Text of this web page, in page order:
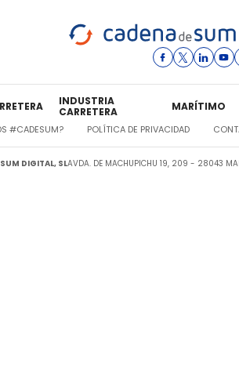
INDUSTRIA
CARRETERA
MARÍTIMO
#CADESUM? POLÍTICA DE PRIVACIDAD
DIGITAL, SLAVDA. DE MACHUPICHU 19, 209 - 28043